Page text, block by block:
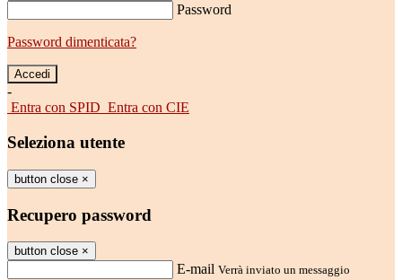
Password
Password dimenticata?
-
Entra con SPID Entra con CIE
Seleziona utente
button close ×
Recupero password
button close ×
E-mail Verrà inviato un messaggio